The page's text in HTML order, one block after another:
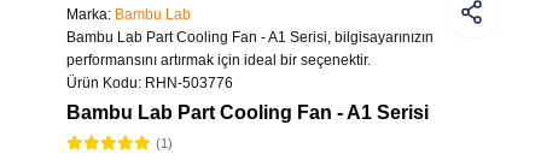
Marka: Bambu Lab
Bambu Lab Part Cooling Fan - A1 Serisi, bilgisayarınızın
performansını artırmak için ideal bir seçenektir.
Ürün Kodu: RHN-503776
Bambu Lab Part Cooling Fan - A1 Serisi
(1)